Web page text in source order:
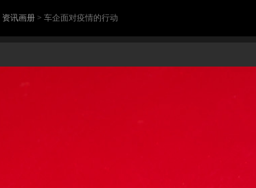
资讯画册 > 车企面对疫情的行动